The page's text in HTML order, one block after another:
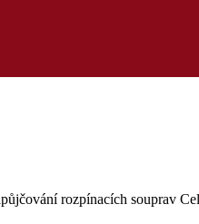
rozpínacích souprav